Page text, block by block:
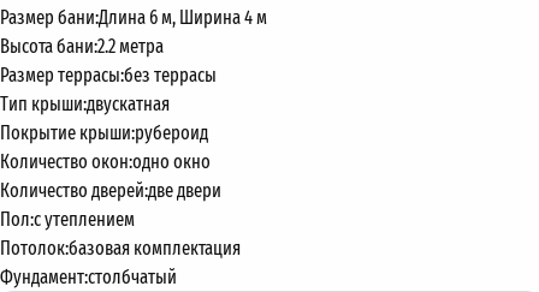
Размер бани:Длина 6 м, Ширина 4 м
Высота бани:2.2 метра
Размер террасы:без террасы
Тип крыши:двускатная
Покрытие крыши:рубероид
Количество окон:одно окно
Количество дверей:две двери
Пол:с утеплением
Потолок:базовая комплектация
Фундамент:столбчатый